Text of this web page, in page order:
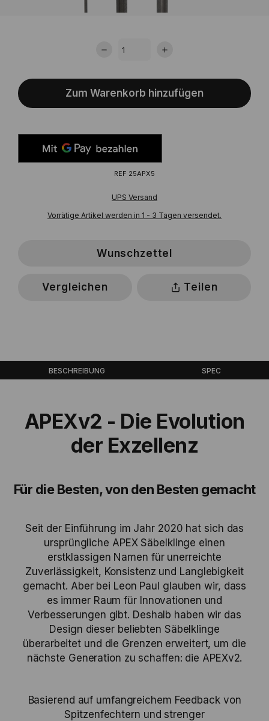
Zum Warenkorb hinzufügen
REF 25APX5
UPS Versand
Vorrätige Artikel werden in 1 - 3 Tagen versendet.
Wunschzettel
Vergleichen Teilen
BESCHREIBUNG SPEC
APEXv2 - Die Evolution
der Exzellenz
Für die Besten, von den Besten gemacht
Seit der Einführung im Jahr 2020 hat sich das
ursprüngliche APEX Säbelklinge einen
erstklassigen Namen für unerreichte
Zuverlässigkeit, Konsistenz und Langlebigkeit
gemacht. Aber bei Leon Paul glauben wir, dass
es immer Raum für Innovationen und
Verbesserungen gibt. Deshalb haben wir das
Design dieser beliebten Säbelklinge
überarbeitet und die Grenzen erweitert, um die
nächste Generation zu schaffen: die APEXv2.
Basierend auf umfangreichem Feedback von
Spitzenfechtern und strenger